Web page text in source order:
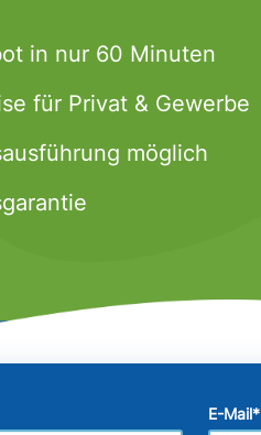
in nur 60 Minuten
für Privat & Gewerbe
möglich
E-Mail*